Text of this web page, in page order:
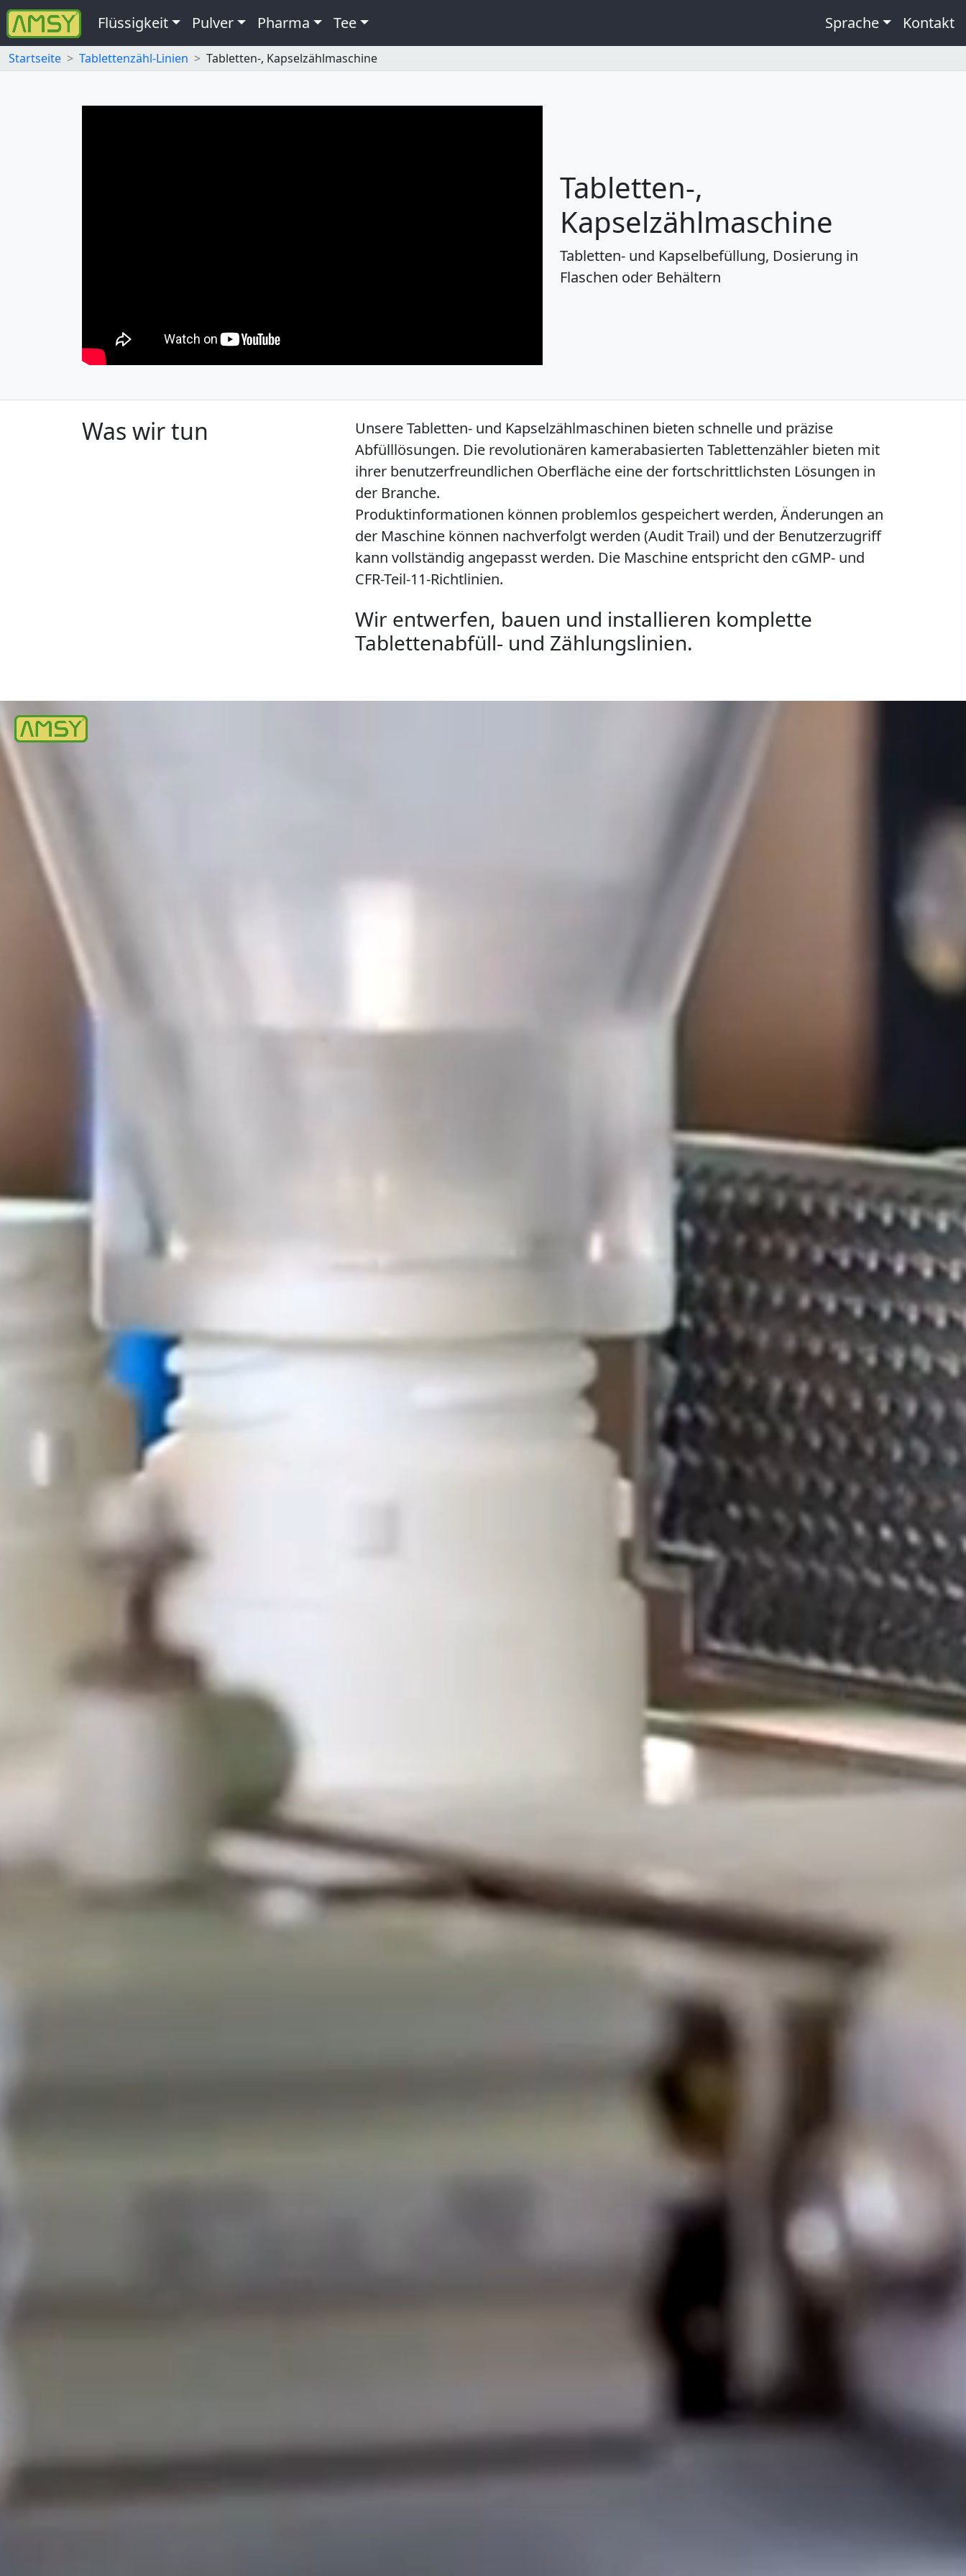
Flüssigkeit Pulver Pharma Tee Sprache Kontakt
Startseite Tablettenzähl-Linien Tabletten-, Kapselzählmaschine
Tabletten-,
Kapselzählmaschine
Tabletten- und Kapselbefüllung, Dosierung in
Flaschen oder Behältern
Was wir tun
Unsere Tabletten- und Kapselzählmaschinen bieten schnelle und präzise
Abfülllösungen. Die revolutionären kamerabasierten Tablettenzähler bieten mit
ihrer benutzerfreundlichen Oberfläche eine der fortschrittlichsten Lösungen in
der Branche.
Produktinformationen können problemlos gespeichert werden, Änderungen an
der Maschine können nachverfolgt werden (Audit Trail) und der Benutzerzugriff
kann vollständig angepasst werden. Die Maschine entspricht den cGMP- und
CFR-Teil-11-Richtlinien.
Wir entwerfen, bauen und installieren komplette
Tablettenabfüll- und Zählungslinien.